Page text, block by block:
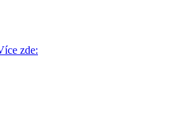
zde: